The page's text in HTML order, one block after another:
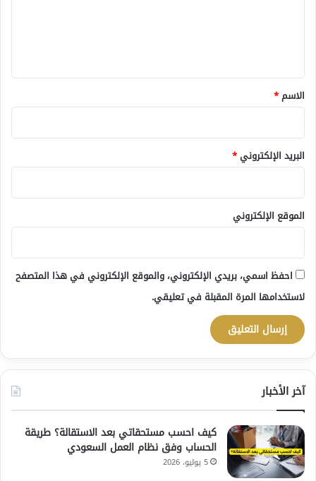
*
الاسم*
البريد الإلكتروني*
الموقع الإلكتروني
احفظ اسمي، بريدي الإلكتروني، والموقع الإلكتروني في هذا المتصفح
لاستخدامها المرة المقبلة في تعليقي.
آخر الأخبار
كيف احسب مستحقاتي بعد الاستقالة؟ طريقة
الحساب وفق نظام العمل السعودي
5 يوليو، 2026